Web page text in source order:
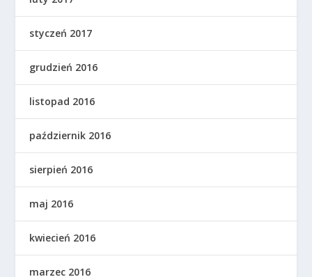
styczeń 2017
grudzień 2016
listopad 2016
październik 2016
sierpień 2016
maj 2016
kwiecień 2016
marzec 2016